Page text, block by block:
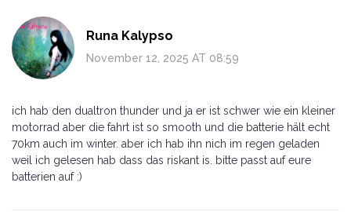
Runa Kalypso
November 12, 2025 AT 08:59
ich hab den dualtron thunder und ja er ist schwer wie ein kleiner
motorrad aber die fahrt ist so smooth und die batterie hält echt
70km auch im winter. aber ich hab ihn nich im regen geladen
weil ich gelesen hab dass das riskant is. bitte passt auf eure
batterien auf :)